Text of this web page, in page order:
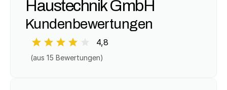
Haustechnik GmbH
Kundenbewertungen
4,8
(aus 15 Bewertungen)